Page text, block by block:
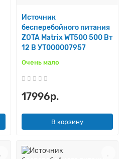
Источник
бесперебойного питания
ZOTA Matrix WT500 500 Вт
12 В УТ000007957
Очень мало
17996р.
В корзину